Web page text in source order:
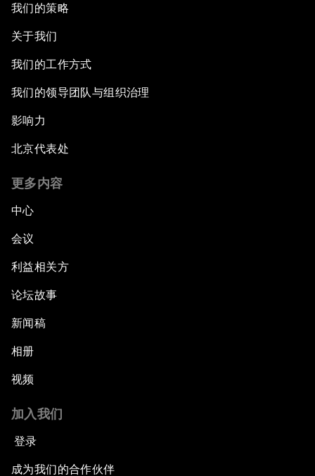
我们的策略
关于我们
我们的工作方式
我们的领导团队与组织治理
影响力
北京代表处
更多内容
中心
会议
利益相关方
论坛故事
新闻稿
相册
视频
加入我们
登录
成为我们的合作伙伴